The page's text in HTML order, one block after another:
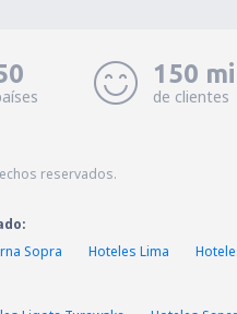
150
de clientes
reservados.
Sopra Hoteles Lima